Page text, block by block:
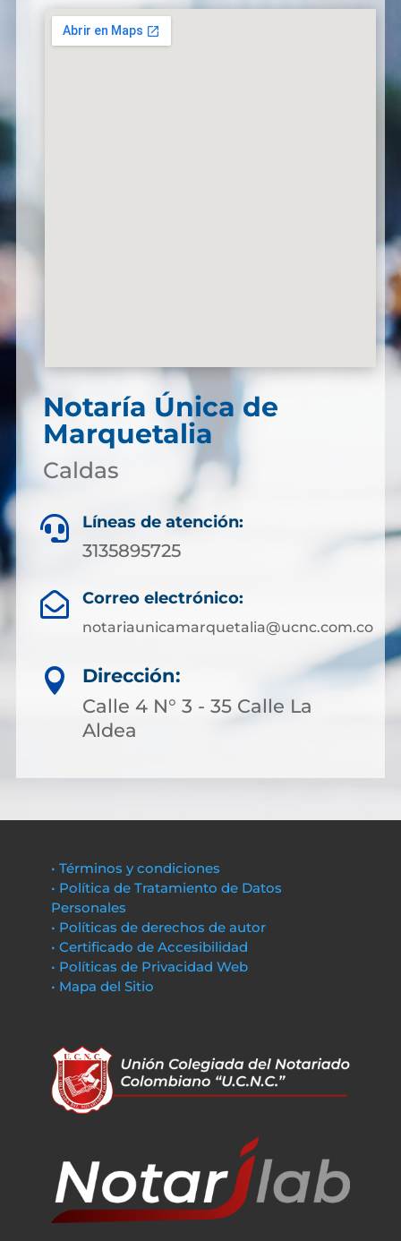
Notaría Única de
Marquetalia
Caldas
 Líneas de atención:
3135895725
 Correo electrónico:
notariaunicamarquetalia@ucnc.com.co

Dirección:
Calle 4 N° 3 - 35 Calle La
Aldea
• Términos y condiciones
• Política de Tratamiento de Datos
Personales
• Políticas de derechos de autor
• Certificado de Accesibilidad
• Políticas de Privacidad Web
• Mapa del Sitio